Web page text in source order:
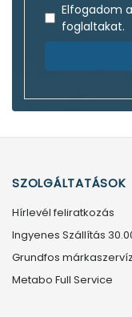
Elfogadom
foglaltakat.
SZOLGÁLTATÁSOK
Hírlevél feliratkozás
Ingyenes Szállítás
Grundfos márkaszervíz
Metabo Full Service